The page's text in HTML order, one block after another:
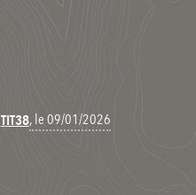
TIT38, le 09/01/2026